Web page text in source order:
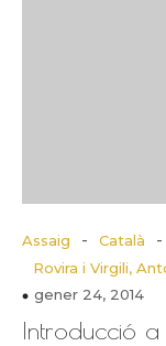
Assaig - Català -
Rovira i Virgili,
gener 24, 2014
Introducció